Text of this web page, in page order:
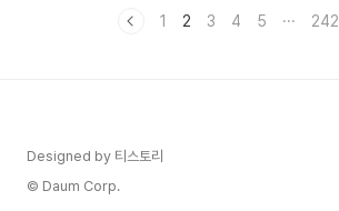
가 유출된 Babuk 랜섬웨어의 ..
피해 시스템을 프록시 네트워크 및 암호화폐 채굴
같은 달에는 탈취한 자격 증명을 활용해 npm 생태
계에 자가 증식형 웜(Cani..
1 2 3 4 5 ··· 242
Designed by 티스토리
© Daum Corp.